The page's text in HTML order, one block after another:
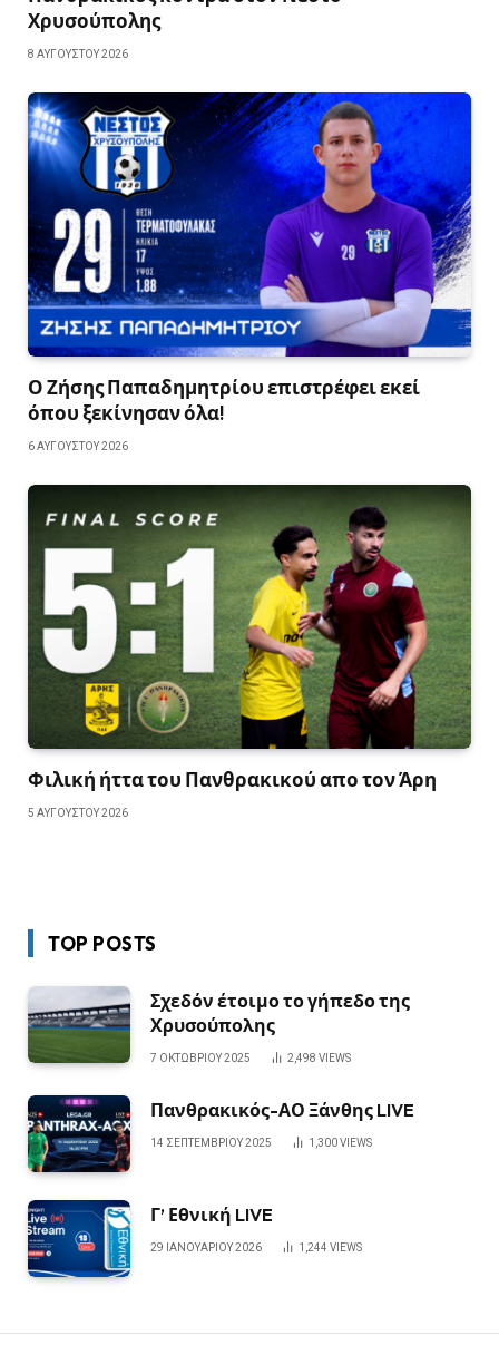
Χρυσούπολης
8 ΑΥΓΟΎΣΤΟΥ 2026
Ο Ζήσης Παπαδημητρίου επιστρέφει εκεί
όπου ξεκίνησαν όλα!
6 ΑΥΓΟΎΣΤΟΥ 2026
Φιλική ήττα του Πανθρακικού απο τον Άρη
5 ΑΥΓΟΎΣΤΟΥ 2026
TOP POSTS
Σχεδόν έτοιμο το γήπεδο της
Χρυσούπολης
7 ΟΚΤΩΒΡΊΟΥ 2025 2,498 VIEWS
Πανθρακικός-ΑΟ Ξάνθης LIVE
14 ΣΕΠΤΕΜΒΡΊΟΥ 2025 1,300VIEWS
Γ’ Εθνική LIVE
29 ΙΑΝΟΥΑΡΊΟΥ 2026 1,244 VIEWS